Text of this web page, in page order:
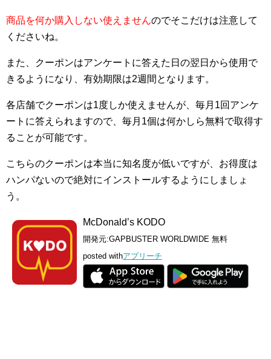
商品を何か購入しない使えませんのでそこだけは注意して
くださいね。
また、クーポンはアンケートに答えた日の翌日から使用で
きるようになり、有効期限は2週間となります。
各店舗でクーポンは1度しか使えませんが、毎月1回アンケ
ートに答えられますので、毎月1個は何かしら無料で取得す
ることが可能です。
こちらのクーポンは本当に知名度が低いですが、お得度は
ハンパないので絶対にインストールするようにしましょ
う。
McDonald’s KODO
開発元:GAPBUSTER WORLDWIDE 無料
posted withアプリーチ